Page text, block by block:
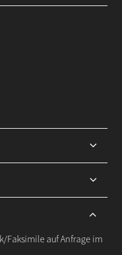
Faksimile auf Anfrage im